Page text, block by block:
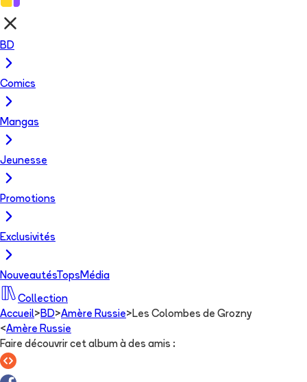
BD
Comics
Mangas
Jeunesse
Promotions
Exclusivités
NouveautésTops Média
Collection
Accueil> BD>Amère Russie> Les Colombes de Grozny
<Amère Russie
Faire découvrir cet album à des amis :